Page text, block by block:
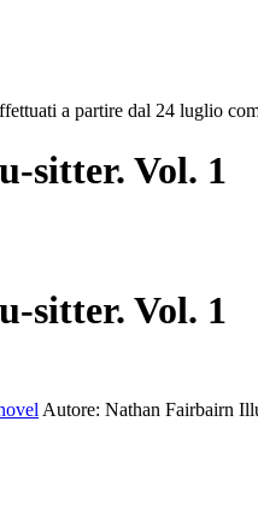
a partire dal 24 luglio
sitter. Vol. 1
sitter. Vol. 1
Autore: Nathan Fairbairn